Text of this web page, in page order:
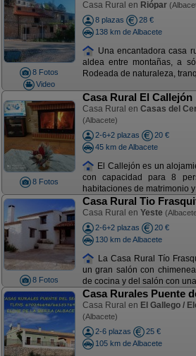
8 Fotos
Video
Casa Rural en Riópar
8 plazas
28 €
138 km de Albacete
Una encantadora casa
aldea entre montañas, a
Rodeada de naturaleza,
8 Fotos
Casa Rural El Callejón
Casa Rural en Casas del
(Albacete)
2-6+2 plazas
20 €
45 km de Albacete
El Callejón es un
con capacidad para 8
habitaciones de matrimonio
8 Fotos
Casa Rural Tio
Casa Rural en Yeste
2-6+2 plazas
20 €
130 km de Albacete
La Casa Rural Tío
un gran salón con
de cocina y del salón con
Casa Rurales Puente
Casa Rural en El Gallego /
(Albacete)
2-6 plazas
25 €
105 km de Albacete